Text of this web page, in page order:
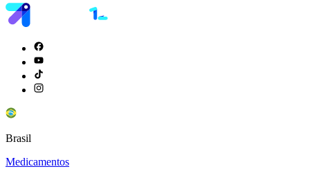
Brasil
Medicamentos